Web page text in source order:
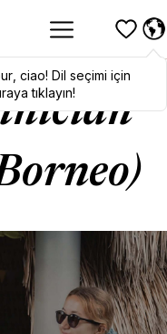
, ciao! Dil seçimi için
tıklayın!